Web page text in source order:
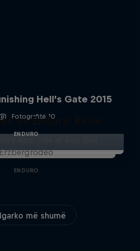
Hell’s Gate 2015
Fotografitë 10
ENDURO
vs Enduro Race
ENDURO
më shumë